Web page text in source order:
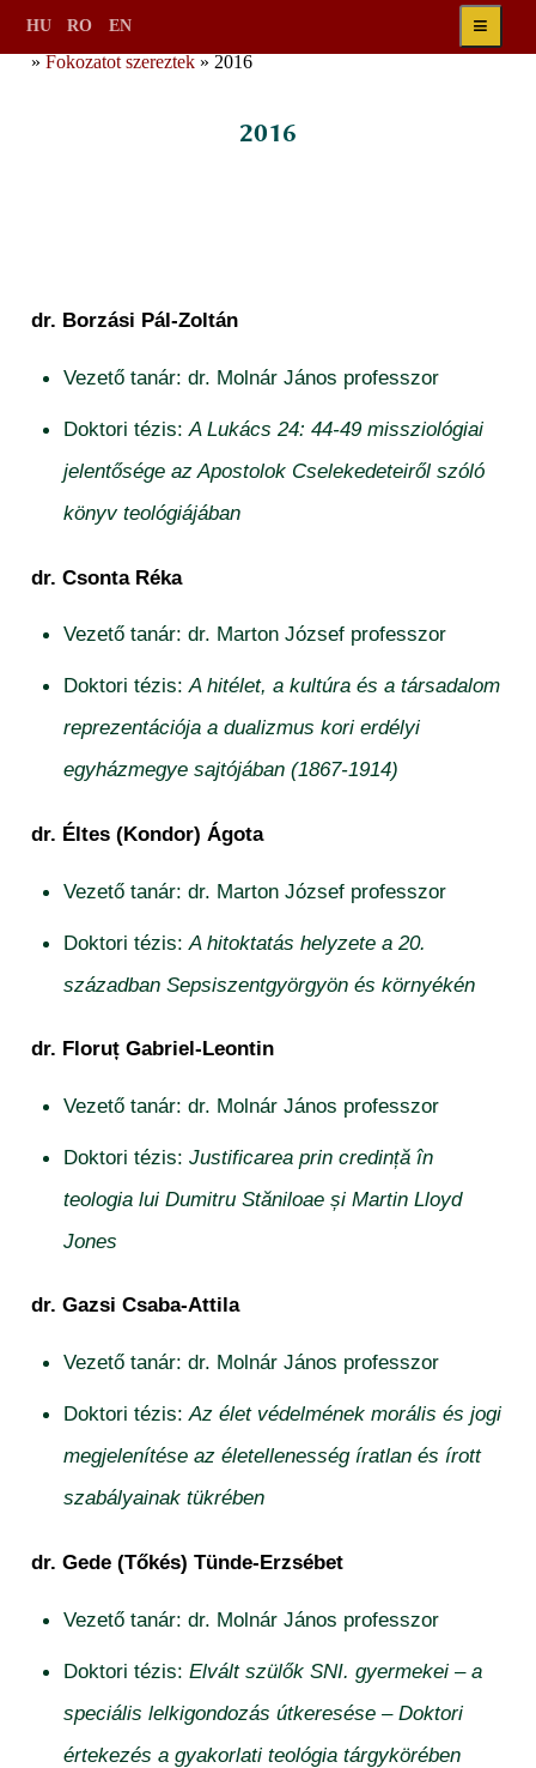
≡
HU RO EN
»Fokozatot szereztek » 2016
2016
dr. Borzási Pál-Zoltán
Vezető tanár: dr. Molnár János professzor
Doktori tézis:A Lukács 24: 44-49 missziológiai
jelentősége az Apostolok Cselekedeteiről szóló
könyv teológiájában
dr. Csonta Réka
Vezető tanár: dr. Marton József professzor
Doktori tézis:A hitélet, a kultúra és a társadalom
reprezentációja a dualizmus kori erdélyi
egyházmegye sajtójában (1867-1914)
dr. Éltes (Kondor) Ágota
Vezető tanár: dr. Marton József professzor
Doktori tézis:A hitoktatás helyzete a 20.
században Sepsiszentgyörgyön és környékén
dr. Floruț Gabriel-Leontin
Vezető tanár: dr. Molnár János professzor
Doktori tézis:Justificarea prin credință în
teologia lui Dumitru Stăniloae și Martin Lloyd
Jones
dr. Gazsi Csaba-Attila
Vezető tanár: dr. Molnár János professzor
Doktori tézis:Az élet védelmének morális és jogi
megjelenítése az életellenesség íratlan és írott
szabályainak tükrében
dr. Gede (Tőkés) Tünde-Erzsébet
Vezető tanár: dr. Molnár János professzor
Doktori tézis:Elvált szülők SNI. gyermekei – a
speciális lelkigondozás útkeresése – Doktori
értekezés a gyakorlati teológia tárgykörében